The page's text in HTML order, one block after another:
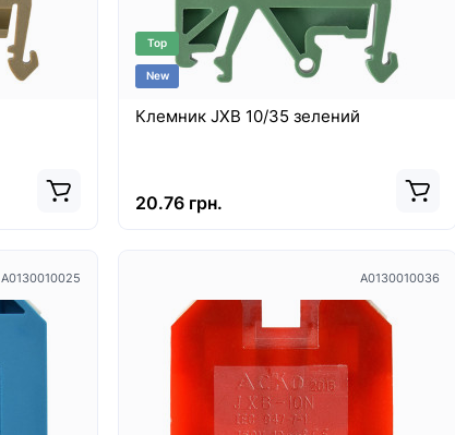
Top
New
Клемник JXB 10/35 зелений
20.76 грн.
A0130010025 A0130010036